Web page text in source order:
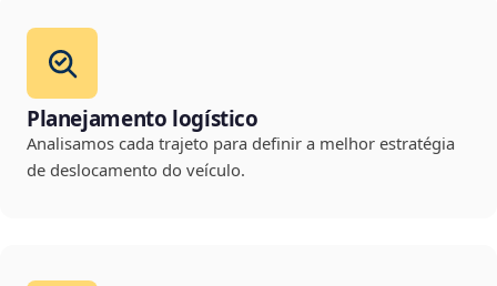
Planejamento logístico
Analisamos cada trajeto para definir a melhor estratégia
de deslocamento do veículo.